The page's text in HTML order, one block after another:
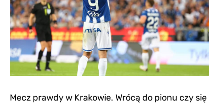
Mecz prawdy w Krakowie. Wrócą do pionu czy się